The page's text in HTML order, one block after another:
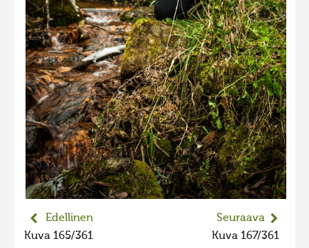
Hiite kuvavõistlus 2022
Hiite kuvavõistlus 2022 lisa
Liikkuvat kuvat 2022
Hiite kuvavõistlus 2021
Liikkuvat kuvat 2021
Hiite kuvavõistlus 2020
Liikkuvat kuvat 2020
Hiite kuvavõistlus 2019
Edellinen
Kuva 165/361
Seuraava
Kuva 167/361